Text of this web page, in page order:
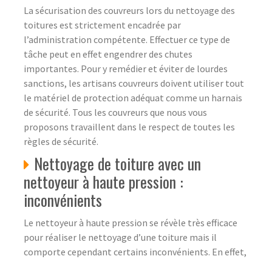
La sécurisation des couvreurs lors du nettoyage des
toitures est strictement encadrée par
l’administration compétente. Effectuer ce type de
tâche peut en effet engendrer des chutes
importantes. Pour y remédier et éviter de lourdes
sanctions, les artisans couvreurs doivent utiliser tout
le matériel de protection adéquat comme un harnais
de sécurité. Tous les couvreurs que nous vous
proposons travaillent dans le respect de toutes les
règles de sécurité.
Nettoyage de toiture avec un
nettoyeur à haute pression :
inconvénients
Le nettoyeur à haute pression se révèle très efficace
pour réaliser le nettoyage d’une toiture mais il
comporte cependant certains inconvénients. En effet,